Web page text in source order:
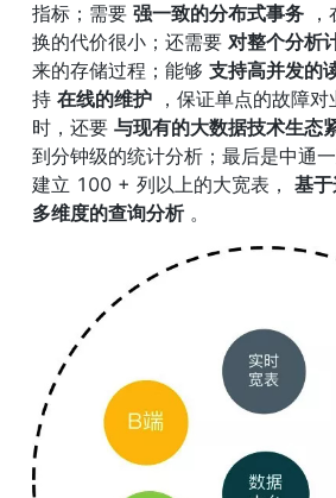
指标；需要 强一致的分布式事务
换的代价很小；还需要 对整个分析
来的存储过程；能够 支持高并发的
持 在线的维护 ，保证单点的故障
时，还要 与现有的大数据技术生态
到分钟级的统计分析；最后是中通
建立 100 + 列以上的大宽表， 基
多维度的查询分析 。